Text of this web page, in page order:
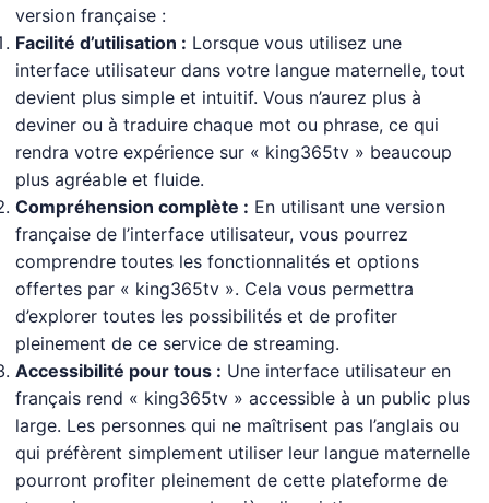
version française :
Facilité d’utilisation : Lorsque vous utilisez une
interface utilisateur dans votre langue maternelle, tout
devient plus simple et intuitif. Vous n’aurez plus à
deviner ou à traduire chaque mot ou phrase, ce qui
rendra votre expérience sur « king365tv » beaucoup
plus agréable et fluide.
Compréhension complète : En utilisant une version
française de l’interface utilisateur, vous pourrez
comprendre toutes les fonctionnalités et options
offertes par « king365tv ». Cela vous permettra
d’explorer toutes les possibilités et de profiter
pleinement de ce service de streaming.
Accessibilité pour tous : Une interface utilisateur en
français rend « king365tv » accessible à un public plus
large. Les personnes qui ne maîtrisent pas l’anglais ou
qui préfèrent simplement utiliser leur langue maternelle
pourront profiter pleinement de cette plateforme de